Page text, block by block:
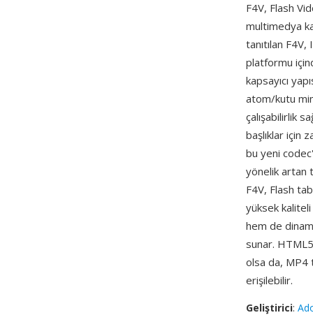
F4V, Flash
multimedya
tanıtılan
platformu
kapsayıcı
atom/kutu
çalışabilirlik
başlıklar için
bu yeni
yönelik artan
F4V, Flash
yüksek
hem de
sunar.
olsa da, MP4
erişilebilir.
Geliştirici: